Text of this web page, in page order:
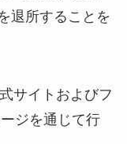
退所することを
サイトおよびフ
ジを通じて行